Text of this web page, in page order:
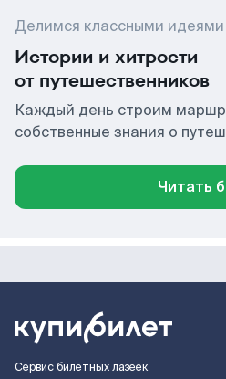
Делимся классными идеями
Истории и хитрости
от путешественников
Каждый день строим
собственные знания о
Читать
Сервис билетных лазеек